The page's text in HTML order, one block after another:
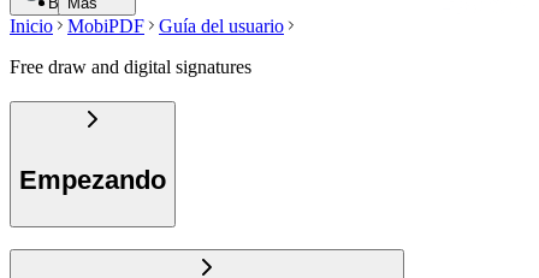
Inicio MobiPDF
Guía del usuario
Free draw and digital signatures
Empezando